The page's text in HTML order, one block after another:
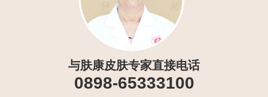
与肤康皮肤专家直接电话
0898-65333100